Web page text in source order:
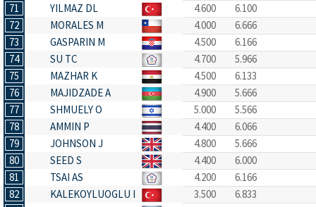
71
YILMAZ DL 4.600
6.100
72
MORALES M 4.000
6.666
73
GASPARIN M 4.500
6.166
74
SU TC 4.700
5.966
75
MAZHAR K 4.500
6.133
76
MAJIDZADE A 4.900
5.666
77
SHMUELY O 5.000
5.566
78
AMMIN P 4.400
6.066
79
JOHNSON J 4.800
5.666
80
SEED S 4.400
6.000
81
TSAI AS 4.200
6.166
82
KALEKOYLUOGLU I 3.500
6.833